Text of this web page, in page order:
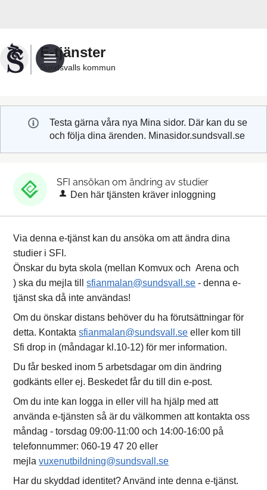
Sundsvalls
kommuns
e-
E-tjänster
Sundsvalls kommun
Testa gärna våra nya Mina sidor. Där kan du se
och följa dina ärenden. Minasidor.sundsvall.se
SFI ansökan om ändring av studier
Den här tjänsten kräver inloggning
Via denna e-tjänst kan du ansöka om att ändra dina
studier i SFI.
Önskar du byta skola (mellan Komvux och Arena och
) ska du mejla tillsfianmalan@sundsvall.se - denna e-
tjänst ska då inte användas!
Om du önskar distans behöver du ha förutsättningar för
detta. Kontaktasfianmalan@sundsvall.se eller kom till
Sfi drop in (måndagar kl.10-12) för mer information.
Du får besked inom 5 arbetsdagar om din ändring
godkänts eller ej. Beskedet får du till din e-post.
Om du inte kan logga in eller vill ha hjälp med att
använda e-tjänsten så är du välkommen att kontakta oss
måndag - torsdag 09:00-11:00 och 14:00-16:00 på
telefonnummer: 060-19 47 20 eller
mejlavuxenutbildning@sundsvall.se
Har du skyddad identitet? Använd inte denna e-tjänst.